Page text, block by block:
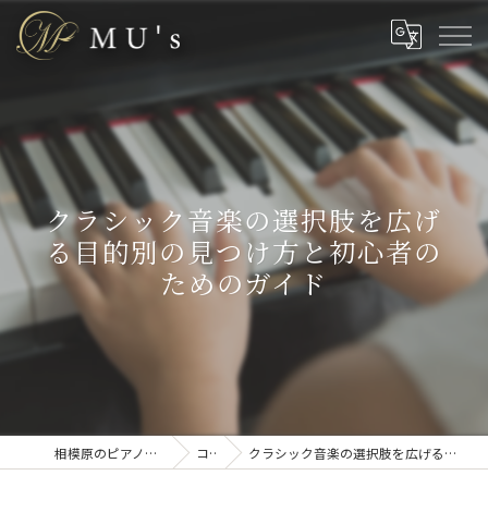
クラシック音楽の選択肢を広げ
る目的別の見つけ方と初心者の
ためのガイド
相模原のピアノ教室なら株式会社MU’s コラム クラシック音楽の選択肢を広げる目的別の見つけ方と初心者のためのガイド